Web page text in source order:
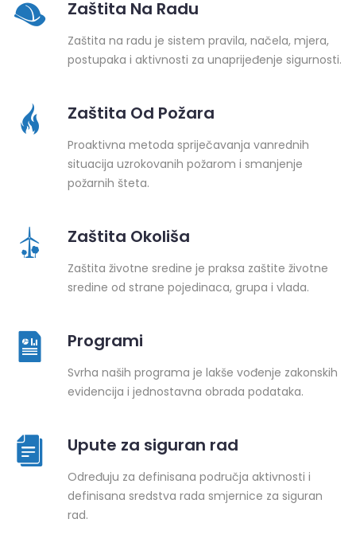
Zaštita Na Radu
Zaštita na radu je sistem pravila, načela, mjera,
postupaka i aktivnosti za unaprijeđenje sigurnosti.
Zaštita Od Požara
Proaktivna metoda spriječavanja vanrednih
situacija uzrokovanih požarom i smanjenje
požarnih šteta.
Zaštita Okoliša
Zaštita životne sredine je praksa zaštite životne
sredine od strane pojedinaca, grupa i vlada.
Programi
Svrha naših programa je lakše vođenje zakonskih
evidencija i jednostavna obrada podataka.
Upute za siguran rad
Određuju za definisana područja aktivnosti i
definisana sredstva rada smjernice za siguran
rad.